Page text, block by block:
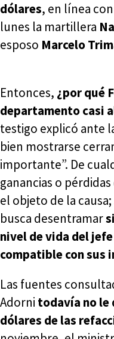
dólares, en línea
lunes la martillera
esposo Marcelo
Entonces, ¿por qué
departamento casi
testigo explicó ante
bien mostrarse
importante”. De
ganancias o
el objeto de la
busca desentramar
nivel de vida del
compatible con sus
Las fuentes
Adorni todavía no le
dólares de las